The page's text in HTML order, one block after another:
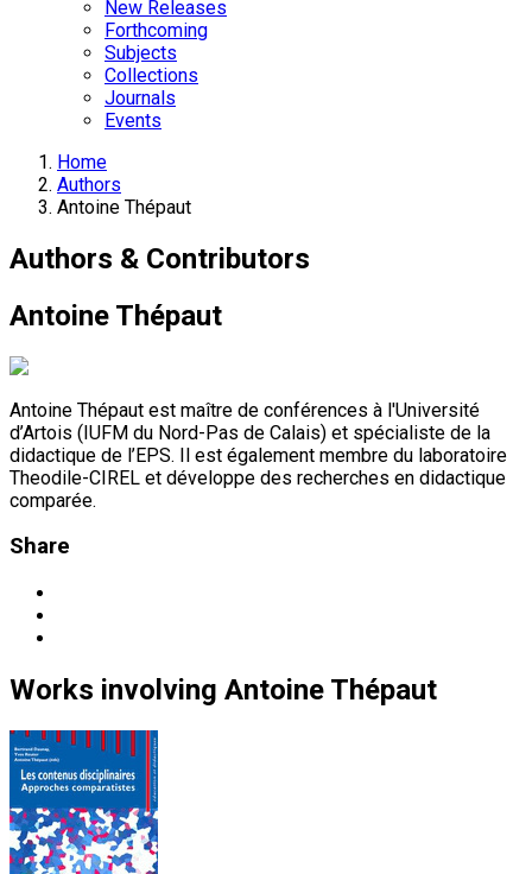
New Releases
Forthcoming
Subjects
Collections
Journals
Events
Home
Authors
Antoine Thépaut
Authors & Contributors
Antoine Thépaut
Antoine Thépaut est maître de conférences à l'Université
d’Artois (IUFM du Nord-Pas de Calais) et spécialiste de la
didactique de l’EPS. Il est également membre du laboratoire
Theodile-CIREL et développe des recherches en didactique
comparée.
Share
Works involving Antoine Thépaut